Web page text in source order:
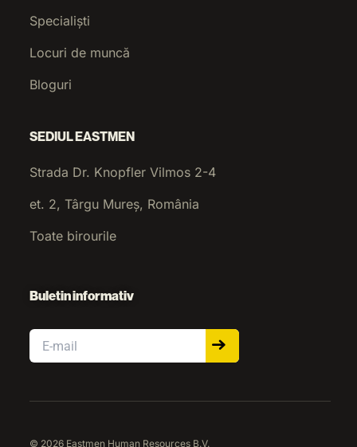
Specialiști
Locuri de muncă
Bloguri
SEDIUL EASTMEN
Strada Dr. Knopfler Vilmos 2-4
et. 2, Târgu Mureș, România
Toate birourile
Buletin informativ
Email
© 2026 Eastmen Human Resources B.V.